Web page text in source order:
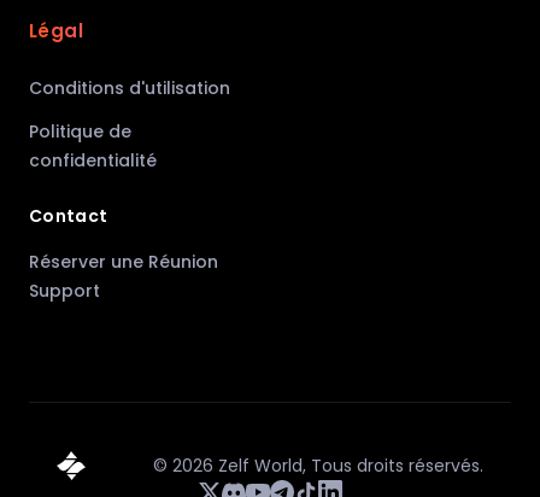
Légal
Conditions d'utilisation
Politique de
confidentialité
Contact
Réserver une Réunion
Support
© 2026 Zelf World, Tous droits réservés.